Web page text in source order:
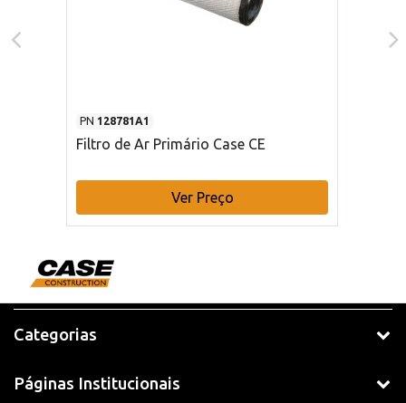
PN 128781A1
Filtro de Ar Primário Case CE
Ver Preço
Categorias
Páginas Institucionais